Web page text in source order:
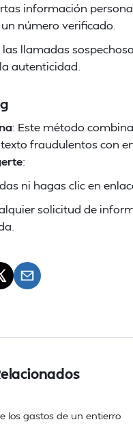
información
número verificado.
las llamadas
autenticidad.
: Este método
fraudulentos con
:
ni hagas clic en
solicitud de